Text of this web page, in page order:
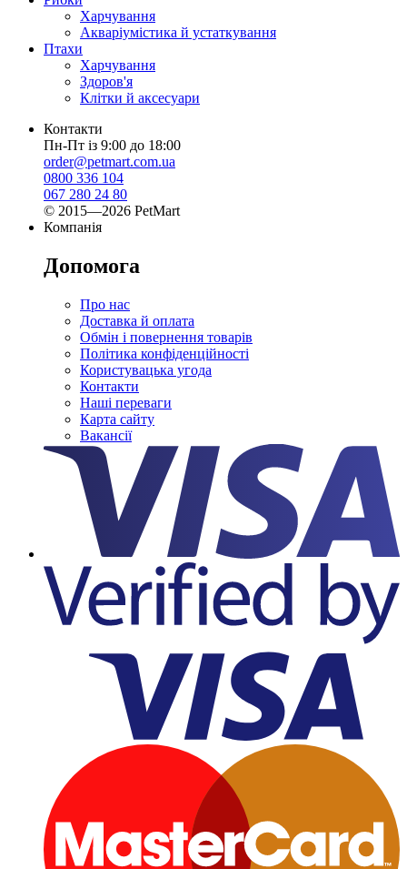
Харчування
Акваріумістика й устаткування
Птахи
Харчування
Здоров'я
Клітки й аксесуари
Контакти
Пн-Пт із 9:00 до 18:00
order@petmart.com.ua
0800 336 104
067 280 24 80
© 2015—2026 PetMart
Компанія
Допомога
Про нас
Доставка й оплата
Обмін і повернення товарів
Політика конфіденційності
Користувацька угода
Контакти
Наші переваги
Карта сайту
Вакансії